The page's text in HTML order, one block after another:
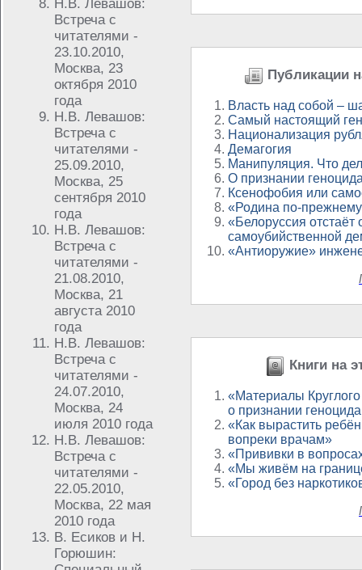
Н.В. Левашов:
Встреча с
читателями -
23.10.2010,
Москва, 23
октября 2010
года
Н.В. Левашов:
Встреча с
читателями -
25.09.2010,
Москва, 25
сентября 2010
года
Н.В. Левашов:
Встреча с
читателями -
21.08.2010,
Москва, 21
августа 2010
года
Н.В. Левашов:
Встреча с
читателями -
24.07.2010,
Москва, 24
июля 2010 года
Н.В. Левашов:
Встреча с
читателями -
22.05.2010,
Москва, 22 мая
2010 года
В. Есиков и Н.
Горюшин:
Публикации
Власть над собой –
Самый настоящий
Национализация
Демагогия
Манипуляция. Что
О признании
Ксенофобия или
«Родина по-
«Белоруссия отстаёт
самоубийственной
«Антиоружие»
Книги на
«Материалы
о признании
«Как вырастить
вопреки врачам»
«Прививки в
«Мы живём на
«Город без